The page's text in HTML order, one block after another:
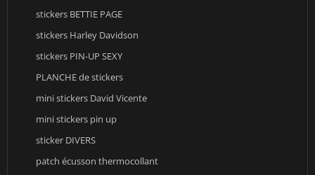
stickers BETTIE PAGE
stickers Harley Davidson
stickers PIN-UP SEXY
PLANCHE de stickers
mini stickers David Vicente
mini stickers pin up
sticker DIVERS
patch écusson thermocollant